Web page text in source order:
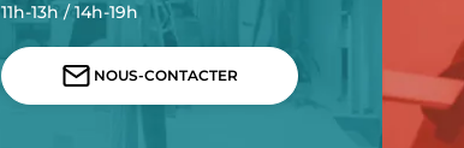
11h-13h / 14h-19h
NOUS-CONTACTER